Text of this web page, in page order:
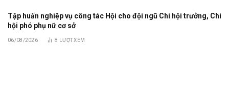
Tập huấn nghiệp vụ công tác Hội cho đội ngũ Chi hội trưởng, Chi
hội phó phụ nữ cơ sở
06/08/2026 8 LƯỢT XEM